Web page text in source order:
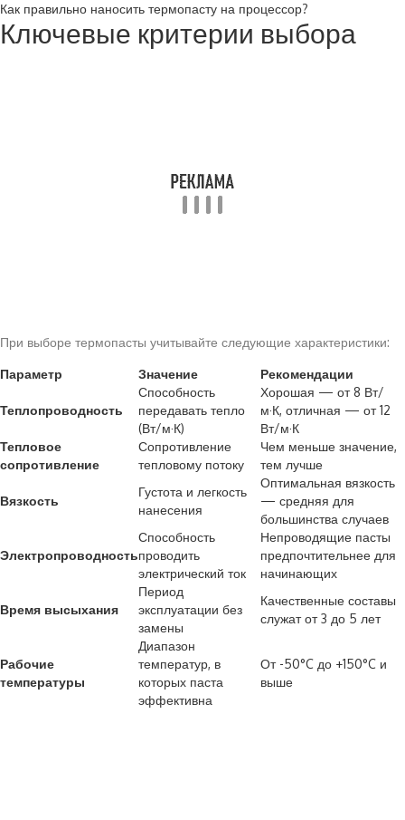
Как правильно наносить термопасту на процессор?
Ключевые критерии выбора
При выборе термопасты учитывайте следующие характеристики:
Параметр Значение Рекомендации
Теплопроводность
Способность
передавать тепло
(Вт/м·К)
Хорошая — от 8 Вт/
м·К, отличная — от 12
Вт/м·К
Тепловое
сопротивление
Сопротивление
тепловому потоку
Чем меньше значение,
тем лучше
Вязкость
Густота и легкость
нанесения
Оптимальная вязкость
— средняя для
большинства случаев
Электропроводность
Способность
проводить
электрический ток
Непроводящие пасты
предпочтительнее для
начинающих
Время высыхания
Период
эксплуатации без
замены
Качественные составы
служат от 3 до 5 лет
Рабочие
температуры
Диапазон
температур, в
которых паста
эффективна
От -50°C до +150°C и
выше